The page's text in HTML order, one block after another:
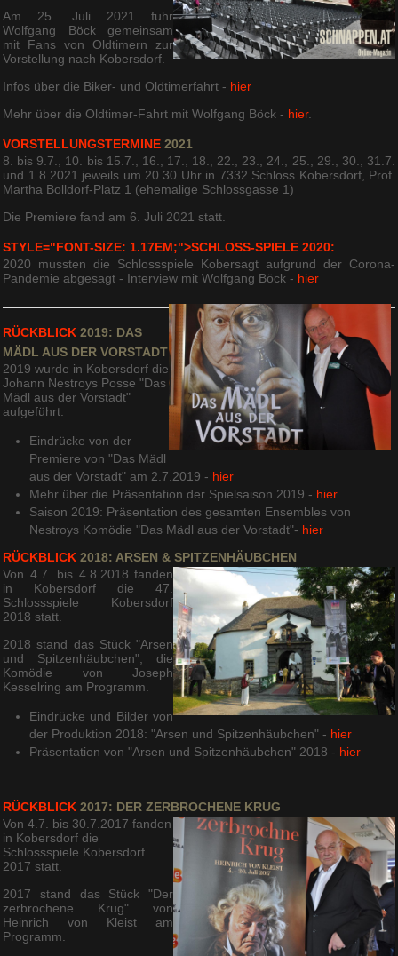
Am 25. Juli 2021 fuhr
Wolfgang Böck gemeinsam
mit Fans von Oldtimern zur
Vorstellung nach Kobersdorf.
Infos über die Biker- und Oldtimerfahrt - hier
Mehr über die Oldtimer-Fahrt mit Wolfgang Böck - hier.
VORSTELLUNGSTERMINE 2021
8. bis 9.7., 10. bis 15.7., 16., 17., 18., 22., 23., 24., 25., 29., 30., 31.7.
und 1.8.2021 jeweils um 20.30 Uhr in 7332 Schloss Kobersdorf, Prof.
Martha Bolldorf-Platz 1 (ehemalige Schlossgasse 1)
Die Premiere fand am 6. Juli 2021 statt.
STYLE="FONT-SIZE: 1.17EM;">SCHLOSS-SPIELE 2020:
2020 mussten die Schlossspiele Kobersagt aufgrund der Corona-
Pandemie abgesagt - Interview mit Wolfgang Böck - hier
RÜCKBLICK 2019: DAS
MÄDL AUS DER VORSTADT
2019 wurde in Kobersdorf die
Johann Nestroys Posse "Das
Mädl aus der Vorstadt"
aufgeführt.
Eindrücke von der
Premiere von "Das Mädl
aus der Vorstadt" am 2.7.2019 - hier
Mehr über die Präsentation der Spielsaison 2019 - hier
Saison 2019: Präsentation des gesamten Ensembles von
Nestroys Komödie "Das Mädl aus der Vorstadt"- hier
RÜCKBLICK 2018: ARSEN & SPITZENHÄUBCHEN
Von 4.7. bis 4.8.2018 fanden
in Kobersdorf die 47.
Schlossspiele Kobersdorf
2018 statt.
2018 stand das Stück "Arsen
und Spitzenhäubchen", die
Komödie von Joseph
Kesselring am Programm.
Eindrücke und Bilder von
der Produktion 2018: "Arsen und Spitzenhäubchen" - hier
Präsentation von "Arsen und Spitzenhäubchen" 2018 - hier
RÜCKBLICK 2017: DER ZERBROCHENE KRUG
Von 4.7. bis 30.7.2017 fanden
in Kobersdorf die
Schlossspiele Kobersdorf
2017 statt.
2017 stand das Stück "Der
zerbrochene Krug" von
Heinrich von Kleist am
Programm.